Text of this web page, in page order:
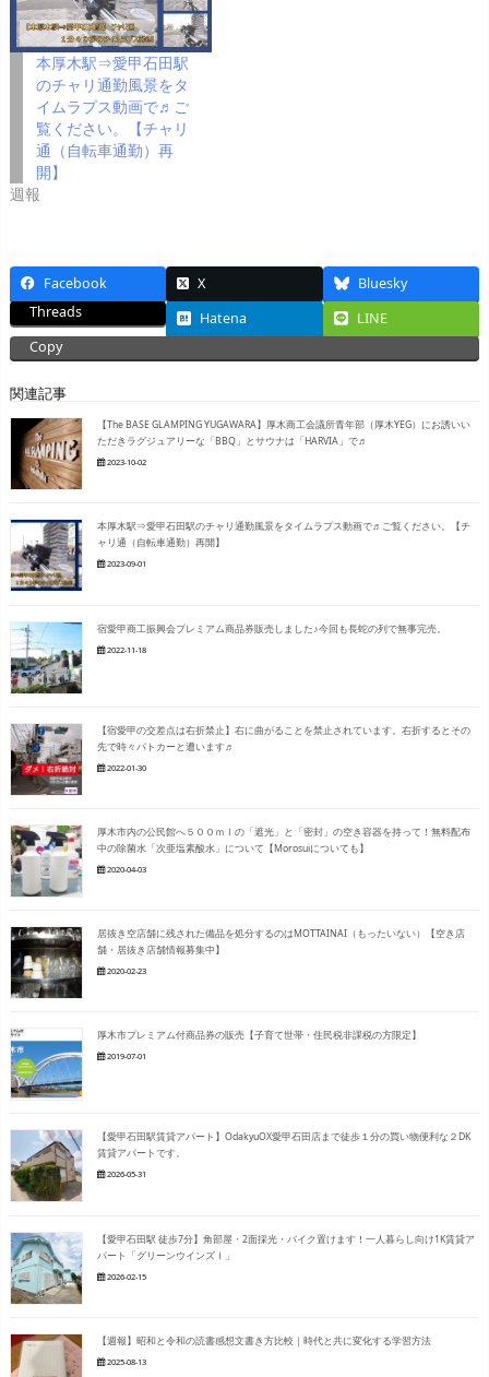
本厚木駅⇒愛甲石田駅
のチャリ通勤風景をタ
イムラプス動画で♬ご
覧ください。【チャリ
通（自転車通勤）再
開】
週報
Facebook X
Bluesky
Threads
Hatena
LINE
Copy
関連記事
【The BASE GLAMPING YUGAWARA】厚木商工会議所青年部（厚木YEG）にお誘いい
ただきラグジュアリーな「BBQ」とサウナは「HARVIA」で♬
2023-10-02
本厚木駅⇒愛甲石田駅のチャリ通勤風景をタイムラプス動画で♬ご覧ください。【チ
ャリ通（自転車通勤）再開】
2023-09-01
宿愛甲商工振興会プレミアム商品券販売しました♪今回も長蛇の列で無事完売。
2022-11-18
【宿愛甲の交差点は右折禁止】右に曲がることを禁止されています。右折するとその
先で時々パトカーと遭います♬
2022-01-30
厚木市内の公民館へ５００ｍｌの「遮光」と「密封」の空き容器を持って！無料配布
中の除菌水「次亜塩素酸水」について【Morosuiについても】
2020-04-03
居抜き空店舗に残された備品を処分するのはMOTTAINAI（もったいない）【空き店
舗・居抜き店舗情報募集中】
2020-02-23
厚木市プレミアム付商品券の販売【子育て世帯・住民税非課税の方限定】
2019-07-01
【愛甲石田駅賃貸アパート】OdakyuOX愛甲石田店まで徒歩１分の買い物便利な２DK
賃貸アパートです。
2026-05-31
【愛甲石田駅 徒歩7分】角部屋・2面採光・バイク置けます！一人暮らし向け1K賃貸ア
パート「グリーンウインズⅠ」
2026-02-15
【週報】昭和と令和の読書感想文書き方比較｜時代と共に変化する学習方法
2025-08-13